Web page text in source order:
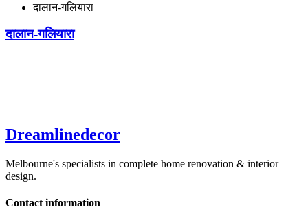
दालान-गलियारा
दालान-गलियारा
Dreamlinedecor
Melbourne's specialists in complete home renovation & interior
design.
Contact information